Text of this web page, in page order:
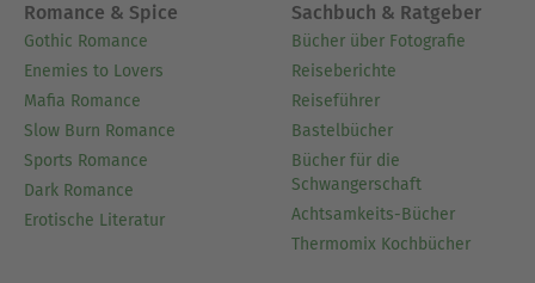
Romance & Spice
Gothic Romance
Enemies to Lovers
Mafia Romance
Slow Burn Romance
Sports Romance
Dark Romance
Erotische Literatur
Sachbuch & Ratgeber
Bücher über Fotografie
Reiseberichte
Reiseführer
Bastelbücher
Bücher für die
Schwangerschaft
Achtsamkeits-Bücher
Thermomix Kochbücher